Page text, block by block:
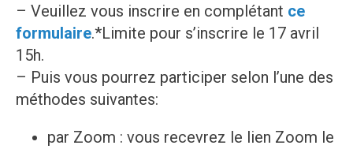
– Veuillez vous inscrire en complétant ce
formulaire.*Limite pour s’inscrire le 17 avril
15h.
– Puis vous pourrez participer selon l’une des
méthodes suivantes:
par Zoom : vous recevrez le lien Zoom le